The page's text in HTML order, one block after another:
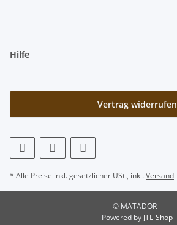
Hilfe
Vertrag widerrufen
* Alle Preise inkl. gesetzlicher USt., inkl.Versand
© MATADOR
Powered by JTL-Shop